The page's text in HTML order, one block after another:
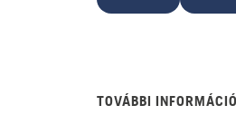
TOVÁBBI INFORMÁCIÓ